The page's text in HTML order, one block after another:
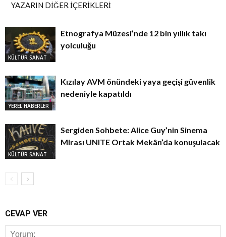
YAZARIN DİĞER İÇERİKLERİ
KÜLTÜR SANAT
Etnografya Müzesi’nde 12 bin yıllık takı
yolculuğu
YEREL HABERLER
Kızılay AVM önündeki yaya geçişi güvenlik
nedeniyle kapatıldı
KÜLTÜR SANAT
Sergiden Sohbete: Alice Guy’nin Sinema
Mirası UNITE Ortak Mekân’da konuşulacak
CEVAP VER